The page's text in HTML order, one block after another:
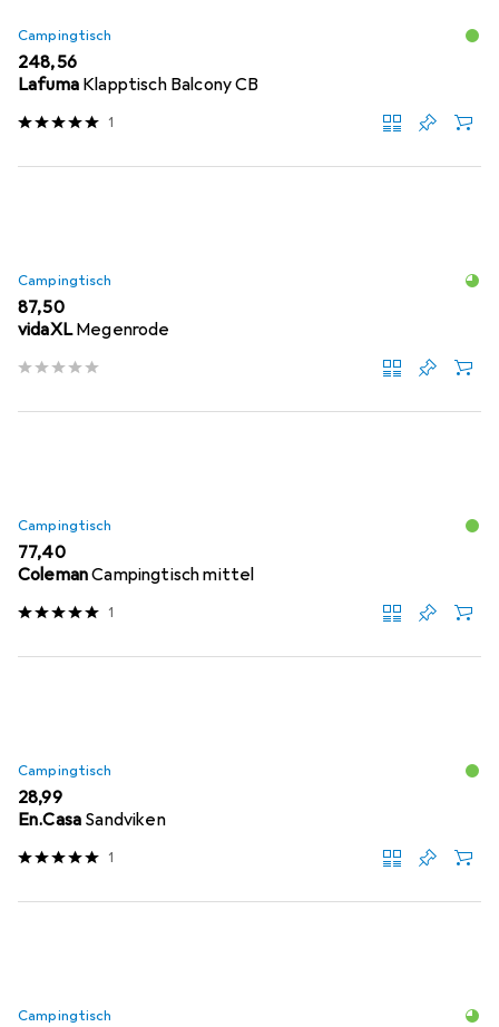
Campingtisch
EUR
248,56
Lafuma Klapptisch Balcony CB
1
Campingtisch
EUR
87,50
vidaXL Megenrode
Campingtisch
EUR
77,40
ColemanCampingtisch mittel
1
Campingtisch
EUR
28,99
En.Casa Sandviken
1
Campingtisch